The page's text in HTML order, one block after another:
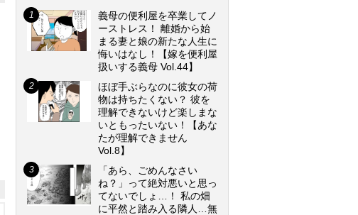
義母の便利屋を卒業してノ
ーストレス！ 離婚から始
まる妻と娘の新たな人生に
悔いはなし！【嫁を便利屋
扱いする義母 Vol.44】
ほぼ手ぶらなのに彼女の荷
物は持ちたくない？ 彼を
理解できないけど楽しまな
いともったいない！【あな
たが理解できません
Vol.8】
「あら、ごめんなさい
ね？」って絶対悪いと思っ
てないでしょ…！ 私の畑
に平然と踏み入る隣人…無